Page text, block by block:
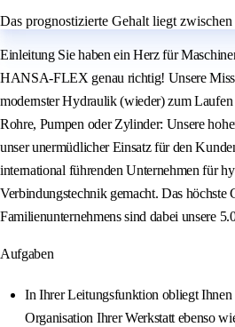
Das prognostizierte Gehalt liegt
Einleitung Sie haben ein Herz für
HANSA-FLEX genau richtig! Unsere
modernster Hydraulik (wieder) zum
Rohre, Pumpen oder Zylinder: Unsere
unser unermüdlicher Einsatz für den
international führenden Unternehmen für
Verbindungstechnik gemacht. Das höchste
Familienunternehmens sind dabei unsere
Aufgaben
In Ihrer Leitungsfunktion obliegt Ihnen
Organisation Ihrer Werkstatt ebenso